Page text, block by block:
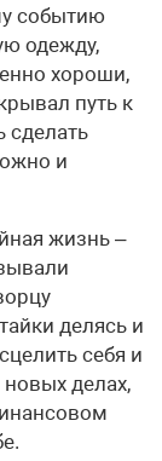
событию
одежду,
хороши,
путь к
сделать
и
жизнь –
делясь и
себя и
делах,